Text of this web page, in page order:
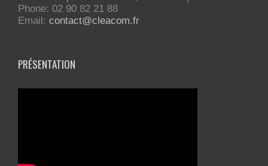
Phone: 02 90 82 21 88
Email: contact@cleacom.fr
PRÉSENTATION